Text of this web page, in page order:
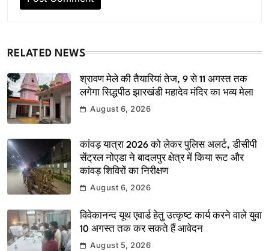
RELATED NEWS
श्रावण मेले की तैयारियां तेज, 9 से 11 अगस्त तक
लगेगा सिद्धपीठ झारखंडी महादेव मंदिर का भव्य मेला
August 6, 2026
कांवड़ यात्रा 2026 को लेकर पुलिस अलर्ट, डीसीपी
सेंट्रल नोएडा ने बादलपुर क्षेत्र में किया रूट और
कांवड़ शिविरों का निरीक्षण
August 6, 2026
विवेकानन्द यूथ एवार्ड हेतु उत्कृष्ट कार्य करने वाले युवा
10 अगस्त तक कर सकते हैं आवेदन
August 5, 2026